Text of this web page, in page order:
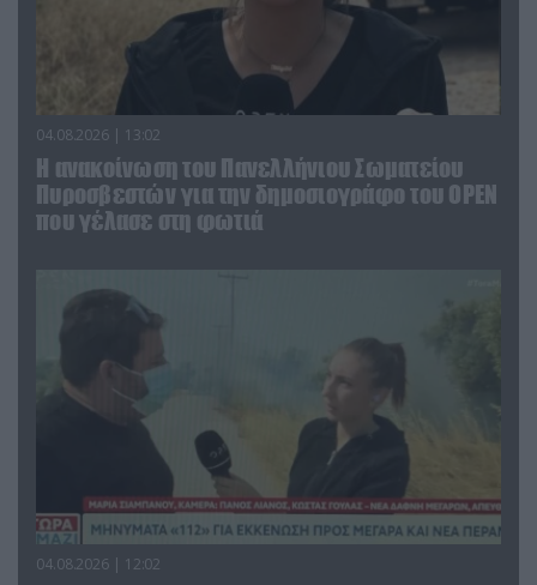
04.08.2026 | 13:02
Η ανακοίνωση του Πανελλήνιου Σωματείου
Πυροσβεστών για την δημοσιογράφο του OPEN
που γέλασε στη φωτιά
04.08.2026 | 12:02